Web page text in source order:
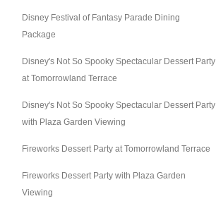
Disney Festival of Fantasy Parade Dining
Package
Disney's Not So Spooky Spectacular Dessert Party
at Tomorrowland Terrace
Disney's Not So Spooky Spectacular Dessert Party
with Plaza Garden Viewing
Fireworks Dessert Party at Tomorrowland Terrace
Fireworks Dessert Party with Plaza Garden
Viewing